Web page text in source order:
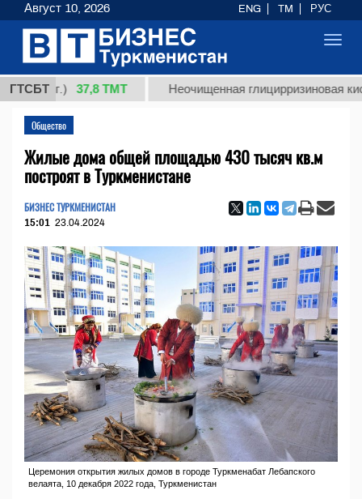
ГТСБТ
(кг.) 37,8 ТМТ Неочищенная глицирризиновая кислота
Общество
Жилые дома общей площадью 430 тысяч кв.м
построят в Туркменистане
БИЗНЕС ТУРКМЕНИСТАН
15:01 23.04.2024
Церемония открытия жилых домов в городе Туркменабат Лебапского
велаята, 10 декабря 2022 года, Туркменистан
Август 10, 2026 ENG TM РУС